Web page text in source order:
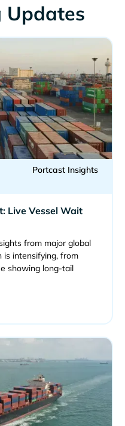
Updates
Portcast Insights
Live Vessel Wait
from major global
is intensifying, from
showing long-tail